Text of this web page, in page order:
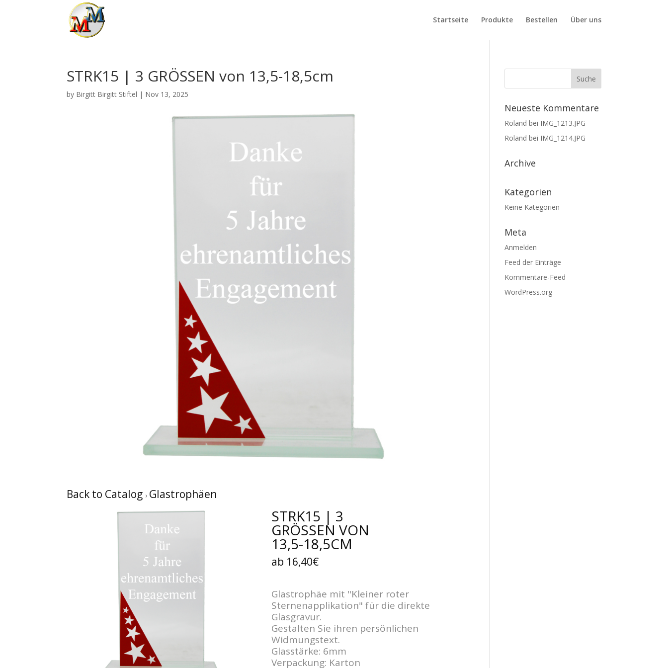
Startseite Produkte Bestellen Über uns
STRK15 | 3 GRÖSSEN von 13,5-18,5cm
by Birgitt Birgitt Stiftel | Nov 13, 2025
Back to Catalog Glastrophäen
STRK15 | 3
GRÖSSEN VON
13,5-18,5CM
ab 16,40€
Glastrophäe mit "Kleiner roter
Sternenapplikation" für die direkte
Glasgravur.
Gestalten Sie ihren persönlichen
Widmungstext.
Glasstärke: 6mm
Verpackung: Karton
Neueste Kommentare
Roland bei IMG_1213.JPG
Roland bei IMG_1214.JPG
Archive
Kategorien
Keine Kategorien
Meta
Anmelden
Feed der Einträge
Kommentare-Feed
WordPress.org